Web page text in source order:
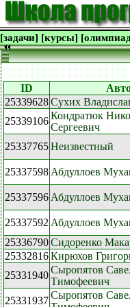
[задачи] [курсы]
ID
25339628Сухих
25339106Кондратюк
Сергеевич
25337765Неизвестный
25337598 Абдуллоев
25337596 Абдуллоев
25337592 Абдуллоев
25336790Сидоренко
25332816Кирюхов
25331940Сыропятов
Тимофеевич
25331937Сыропятов